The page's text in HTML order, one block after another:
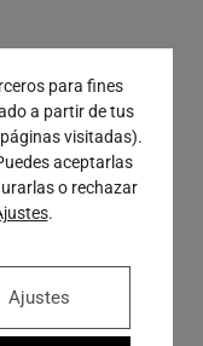
Más adelante
también
mejillas.
y halitosis.
dificultades
para fines
a partir de tus
visitadas).
aceptarlas
o rechazar
.
Ajustes